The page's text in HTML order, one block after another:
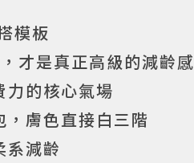
模板
才是真正高級的減齡感
力的核心氣場
膚色直接白三階
系減齡